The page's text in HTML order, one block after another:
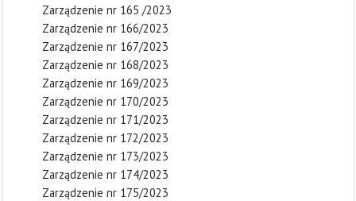
Zarządzenie nr 165 /2023
Zarządzenie nr 166/2023
Zarządzenie nr 167/2023
Zarządzenie nr 168/2023
Zarządzenie nr 169/2023
Zarządzenie nr 170/2023
Zarządzenie nr 171/2023
Zarządzenie nr 172/2023
Zarządzenie nr 173/2023
Zarządzenie nr 174/2023
Zarządzenie nr 175/2023